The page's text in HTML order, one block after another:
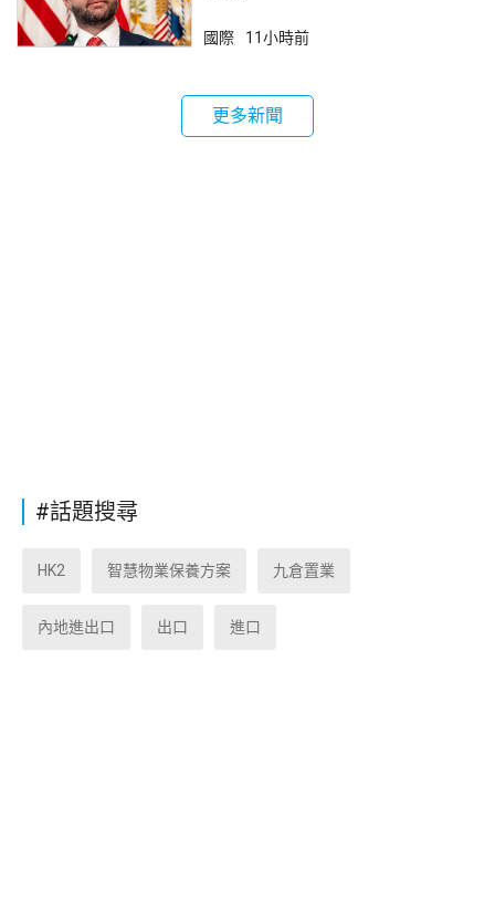
國際 11小時前
更多新聞
#話題搜尋
HK2 智慧物業保養方案 九倉置業
內地進出口 出口 進口